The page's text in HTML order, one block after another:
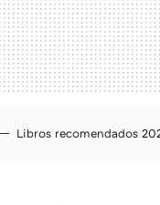
Libros recomendados